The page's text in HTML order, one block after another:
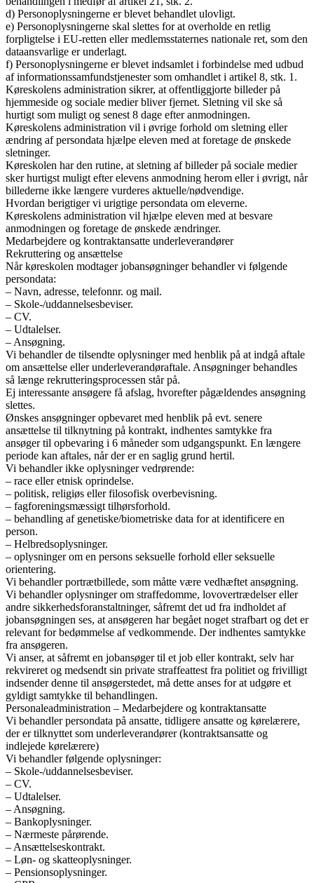
d) Personoplysningerne er blevet behandlet ulovligt.
e) Personoplysningerne skal slettes for at overholde en retlig
forpligtelse i EU-retten eller medlemsstaternes nationale ret, som den
dataansvarlige er underlagt.
f) Personoplysningerne er blevet indsamlet i forbindelse med udbud
af informationssamfundstjenester som omhandlet i artikel 8, stk. 1.
Køreskolens administration sikrer, at offentliggjorte billeder på
hjemmeside og sociale medier bliver fjernet. Sletning vil ske så
hurtigt som muligt og senest 8 dage efter anmodningen.
Køreskolens administration vil i øvrige forhold om sletning eller
ændring af persondata hjælpe eleven med at foretage de ønskede
sletninger.
Køreskolen har den rutine, at sletning af billeder på sociale medier
sker hurtigst muligt efter elevens anmodning herom eller i øvrigt, når
billederne ikke længere vurderes aktuelle/nødvendige.
Hvordan berigtiger vi urigtige persondata om eleverne.
Køreskolens administration vil hjælpe eleven med at besvare
anmodningen og foretage de ønskede ændringer.
Medarbejdere og kontraktansatte underleverandører
Rekruttering og ansættelse
Når køreskolen modtager jobansøgninger behandler vi følgende
persondata:
– Navn, adresse, telefonnr. og mail.
– Skole-/uddannelsesbeviser.
– CV.
– Udtalelser.
– Ansøgning.
Vi behandler de tilsendte oplysninger med henblik på at indgå aftale
om ansættelse eller underleverandøraftale. Ansøgninger behandles
så længe rekrutteringsprocessen står på.
Ej interessante ansøgere få afslag, hvorefter pågældendes ansøgning
slettes.
Ønskes ansøgninger opbevaret med henblik på evt. senere
ansættelse til tilknytning på kontrakt, indhentes samtykke fra
ansøger til opbevaring i 6 måneder som udgangspunkt. En længere
periode kan aftales, når der er en saglig grund hertil.
Vi behandler ikke oplysninger vedrørende:
– race eller etnisk oprindelse.
– politisk, religiøs eller filosofisk overbevisning.
– fagforeningsmæssigt tilhørsforhold.
– behandling af genetiske/biometriske data for at identificere en
person.
– Helbredsoplysninger.
– oplysninger om en persons seksuelle forhold eller seksuelle
orientering.
Vi behandler portrætbillede, som måtte være vedhæftet ansøgning.
Vi behandler oplysninger om straffedomme, lovovertrædelser eller
andre sikkerhedsforanstaltninger, såfremt det ud fra indholdet af
jobansøgningen ses, at ansøgeren har begået noget strafbart og det er
relevant for bedømmelse af vedkommende. Der indhentes samtykke
fra ansøgeren.
Vi anser, at såfremt en jobansøger til et job eller kontrakt, selv har
rekvireret og medsendt sin private straffeattest fra politiet og frivilligt
indsender denne til ansøgerstedet, må dette anses for at udgøre et
gyldigt samtykke til behandlingen.
Personaleadministration – Medarbejdere og kontraktansatte
Vi behandler persondata på ansatte, tidligere ansatte og kørelærere,
der er tilknyttet som underleverandører (kontraktsansatte og
indlejede kørelærere)
Vi behandler følgende oplysninger:
– Skole-/uddannelsesbeviser.
– CV.
– Udtalelser.
– Ansøgning.
– Bankoplysninger.
– Nærmeste pårørende.
– Ansættelseskontrakt.
– Løn- og skatteoplysninger.
– Pensionsoplysninger.